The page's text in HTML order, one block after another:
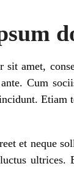
sit amet,
Cum
Etiam
et neque
ultrices.